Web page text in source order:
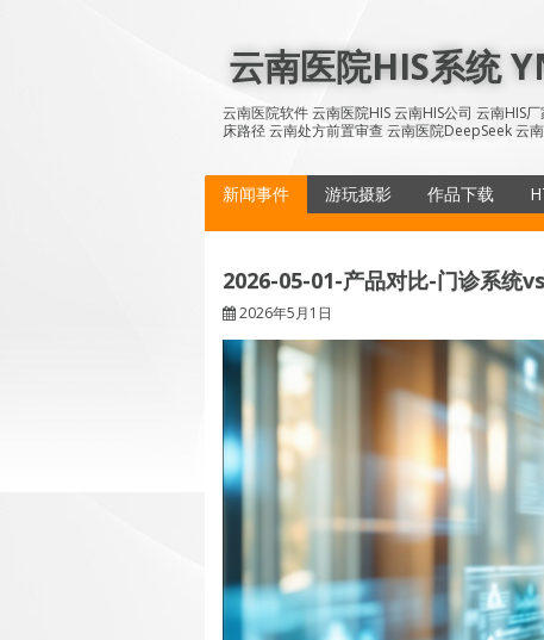
content
云南医院HIS系统
云南医院软件 云南医院HIS 云南HIS公司 云南HIS
床路径 云南处方前置审查 云南医院DeepSeek 云
新闻事件 游玩摄影 作品下载
2026-05-01-产品对比-门诊系统
2026年5月1日